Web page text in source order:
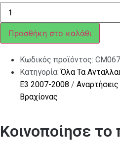
ΑΞΟΝΑΣ
ΜΟΧΛΟΥ
ΨΑΛΙΔ
Χ9-
NEXUS-
MP3
ποσότητα
Προσθήκη στο καλάθι
Κωδικός προϊόντος:
Κατηγορία:Όλα Τα
E3 2007-2008 /
Βραχίονας
Κοινοποίησε το